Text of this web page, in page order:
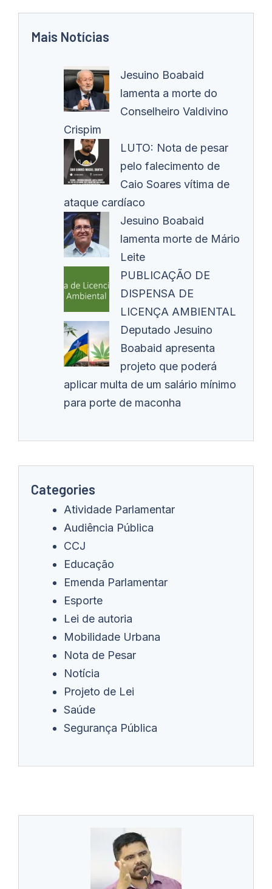
Mais Notícias
Jesuino Boabaid
lamenta a morte do
Conselheiro Valdivino
Crispim
LUTO: Nota de pesar
pelo falecimento de
Caio Soares vítima de
ataque cardíaco
Jesuino Boabaid
lamenta morte de Mário
Leite
PUBLICAÇÃO DE
DISPENSA DE
LICENÇA AMBIENTAL
Deputado Jesuino
Boabaid apresenta
projeto que poderá
aplicar multa de um salário mínimo
para porte de maconha
Categories
Atividade Parlamentar
Audiência Pública
CCJ
Educação
Emenda Parlamentar
Esporte
Lei de autoria
Mobilidade Urbana
Nota de Pesar
Notícia
Projeto de Lei
Saúde
Segurança Pública